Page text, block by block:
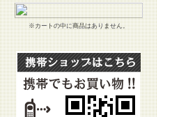
※カートの中に商品はありません。